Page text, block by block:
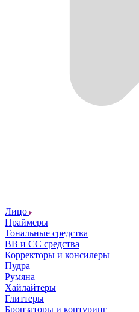
Лицо
Праймеры
Тональные средства
ВВ и СС средства
Корректоры и консилеры
Пудра
Румяна
Хайлайтеры
Глиттеры
Бронзаторы и контуринг